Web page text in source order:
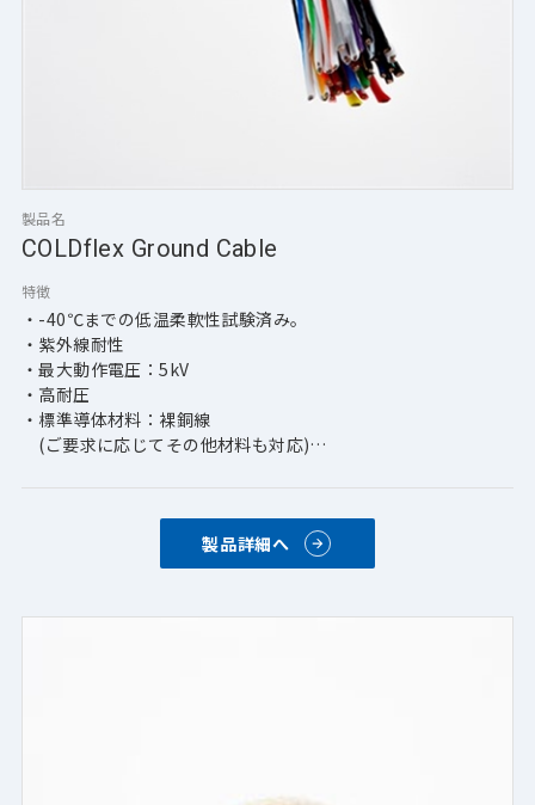
製品名
COLDflex Ground Cable
特徴
・-40℃までの低温柔軟性試験済み。
・紫外線耐性
・最大動作電圧：5kV
・高耐圧
・標準導体材料：裸銅線
(ご要求に応じてその他材料も対応)
(ご要求に応じてその他サイズも対応)
・標準線色：10色
・標準・カスタム表面プリント対応
製品詳細へ